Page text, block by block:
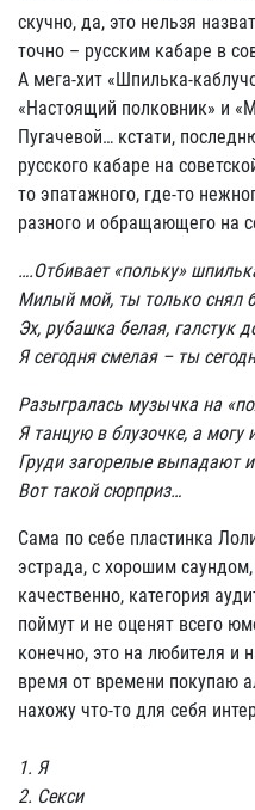
скучно, да, это нельзя
точно – русским кабаре в
А мега-хит «Шпилька-
«Настоящий полковник» и
Пугачевой… кстати,
русского кабаре на
то эпатажного, где-то
разного и обращающего на
….Отбивает «польку»
Милый мой, ты только снял
Эх, рубашка белая, галстук
Я сегодня смелая – ты
Разыгралась музычка на
Я танцую в блузочке, а могу
Груди загорелые выпадают
Вот такой сюрприз…
Сама по себе пластинка
эстрада, с хорошим
качественно, категория
поймут и не оценят всего
конечно, это на любителя и
время от времени покупаю
нахожу что-то для себя
1. Я
2. Секси